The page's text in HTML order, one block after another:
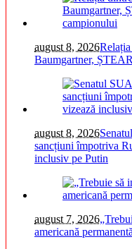
august 8, 2026
Baumgartner,
august 8, 2026
sancțiuni împotriva
inclusiv pe Putin
august 7, 2026
americană